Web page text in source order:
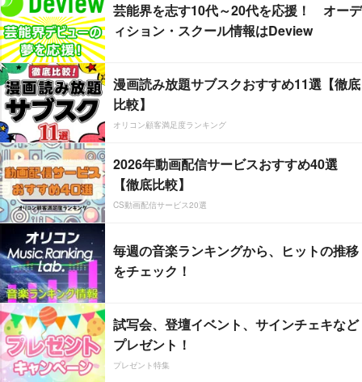
芸能界を志す10代～20代を応援！ オーデ
ィション・スクール情報はDeview
漫画読み放題サブスクおすすめ11選【徹底
比較】
オリコン顧客満足度ランキング
2026年動画配信サービスおすすめ40選
【徹底比較】
CS動画配信サービス20選
毎週の音楽ランキングから、ヒットの推移
をチェック！
試写会、登壇イベント、サインチェキなど
プレゼント！
プレゼント特集